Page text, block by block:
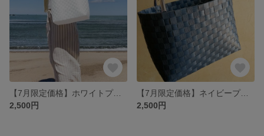
【7月限定価格】ホワイトプラカゴ
2,500円
【7月限定価格】ネイビープラカゴ
2,500円